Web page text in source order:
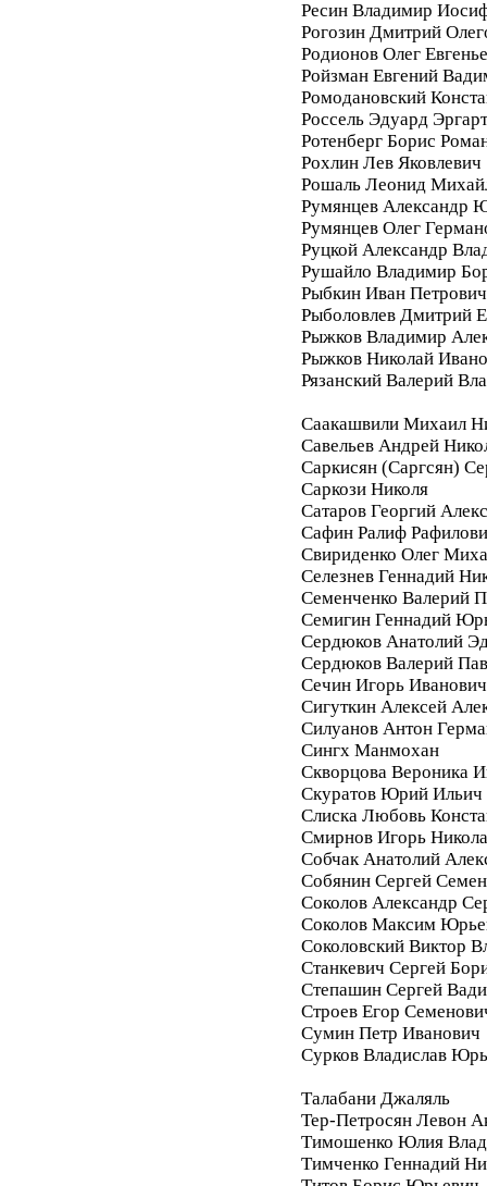
Ресин Владимир
Рогозин Дмитрий
Родионов Олег
Ройзман Евгений
Ромодановский
Россель Эдуард
Ротенберг Борис
Рохлин Лев Яковлевич
Рошаль Леонид
Румянцев Александр
Румянцев Олег
Руцкой Александр
Рушайло Владимир
Рыбкин Иван Петрович
Рыболовлев Дмитрий
Рыжков Владимир
Рыжков Николай
Рязанский Валерий
Саакашвили Михаил
Савельев Андрей
Саркисян (Саргсян)
Саркози Николя
Сатаров Георгий
Сафин Ралиф
Свириденко Олег
Селезнев Геннадий
Семенченко Валерий
Семигин Геннадий
Сердюков Анатолий
Сердюков Валерий
Сечин Игорь Иванович
Сигуткин Алексей
Силуанов Антон
Сингх Манмохан
Скворцова Вероника
Скуратов Юрий Ильич
Слиска Любовь
Смирнов Игорь
Собчак Анатолий
Собянин Сергей
Соколов Александр
Соколов Максим
Соколовский Виктор
Станкевич Сергей
Степашин Сергей
Строев Егор
Сумин Петр Иванович
Сурков Владислав
Талабани Джаляль
Тер-Петросян Левон
Тимошенко Юлия
Тимченко Геннадий